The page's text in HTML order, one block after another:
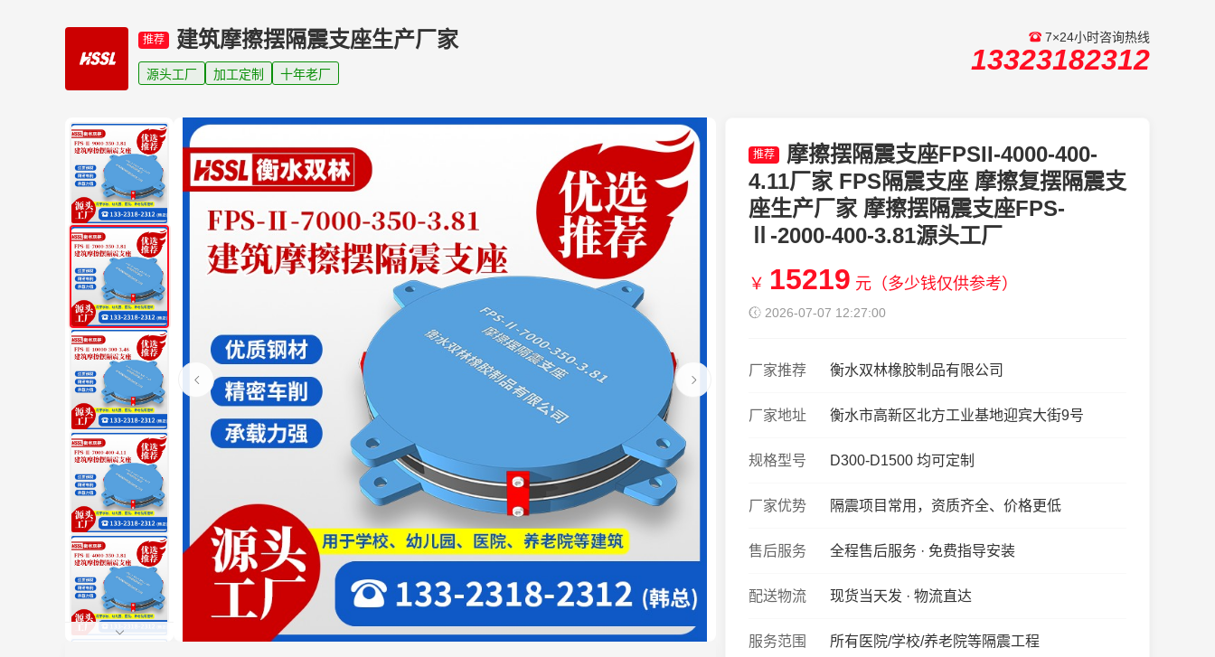
推荐 建筑摩擦摆隔震支座生产厂家
源头工厂 加工定制 十年老厂
7×24小时咨询热线
13323182312
推荐
摩擦摆隔震支座FPSII-4000-400-
4.11厂家 FPS隔震支座 摩擦复摆隔震支
座生产厂家 摩擦摆隔震支座FPS-
Ⅱ-2000-400-3.81源头工厂
￥ 15219 元（多少钱仅供参考）
2026-07-07 12:27:00
厂家推荐 衡水双林橡胶制品有限公司
厂家地址 衡水市高新区北方工业基地迎宾大街9号
规格型号 D300-D1500 均可定制
厂家优势 隔震项目常用，资质齐全、价格更低
售后服务 全程售后服务 · 免费指导安装
配送物流 现货当天发 · 物流直达
服务范围 所有医院/学校/养老院等隔震工程